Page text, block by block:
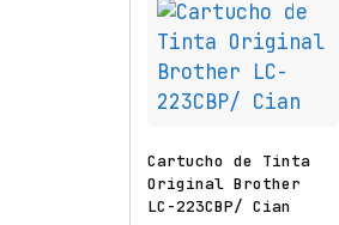
Cartucho de Tinta
Original Brother
LC-223CBP/ Cian